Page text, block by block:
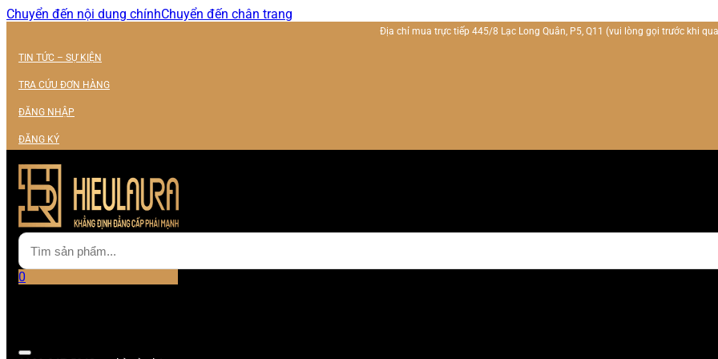
Chuyển đến nội dung chínhChuyển đến chân trang
Địa chỉ mua trực tiếp 445/8 Lạc Long Quân, P5, Q11 (vui lòng gọi trước khi
TIN TỨC – SỰ KIỆN
TRA CỨU ĐƠN HÀNG
ĐĂNG NHẬP
ĐĂNG KÝ
0